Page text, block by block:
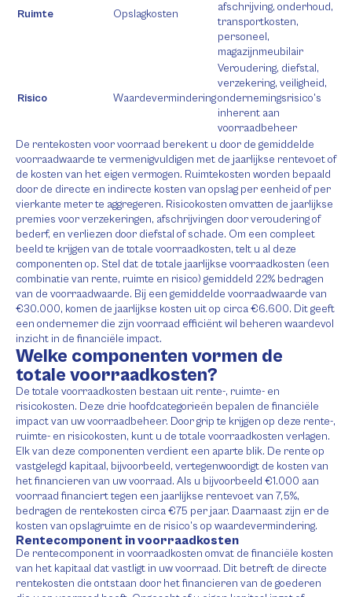
Ruimte Opslagkosten
afschrijving, onderhoud,
transportkosten,
personeel,
magazijnmeubilair
Risico Waardevermindering
Veroudering, diefstal,
verzekering, veiligheid,
ondernemingsrisico’s
inherent aan
voorraadbeheer
De rentekosten voor voorraad berekent u door de gemiddelde
voorraadwaarde te vermenigvuldigen met de jaarlijkse rentevoet of
de kosten van het eigen vermogen. Ruimtekosten worden bepaald
door de directe en indirecte kosten van opslag per eenheid of per
vierkante meter te aggregeren. Risicokosten omvatten de jaarlijkse
premies voor verzekeringen, afschrijvingen door veroudering of
bederf, en verliezen door diefstal of schade. Om een compleet
beeld te krijgen van de totale voorraadkosten, telt u al deze
componenten op. Stel dat de totale jaarlijkse voorraadkosten (een
combinatie van rente, ruimte en risico) gemiddeld 22% bedragen
van de voorraadwaarde. Bij een gemiddelde voorraadwaarde van
€30.000, komen de jaarlijkse kosten uit op circa €6.600. Dit geeft
een ondernemer die zijn voorraad efficiënt wil beheren waardevol
inzicht in de financiële impact.
Welke componenten vormen de
totale voorraadkosten?
De totale voorraadkosten bestaan uit rente-, ruimte- en
risicokosten. Deze drie hoofdcategorieën bepalen de financiële
impact van uw voorraadbeheer. Door grip te krijgen op deze rente-,
ruimte- en risicokosten, kunt u de totale voorraadkosten verlagen.
Elk van deze componenten verdient een aparte blik. De rente op
vastgelegd kapitaal, bijvoorbeeld, vertegenwoordigt de kosten van
het financieren van uw voorraad. Als u bijvoorbeeld €1.000 aan
voorraad financiert tegen een jaarlijkse rentevoet van 7,5%,
bedragen de rentekosten circa €75 per jaar. Daarnaast zijn er de
kosten van opslagruimte en de risico’s op waardevermindering.
Rentecomponent in voorraadkosten
De rentecomponent in voorraadkosten omvat de financiële kosten
van het kapitaal dat vastligt in uw voorraad. Dit betreft de directe
rentekosten die ontstaan door het financieren van de goederen